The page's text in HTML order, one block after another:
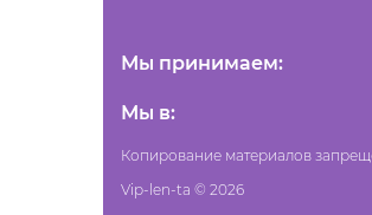
Мы принимаем:
Мы в:
Копирование материалов
Vip-len-ta © 2026